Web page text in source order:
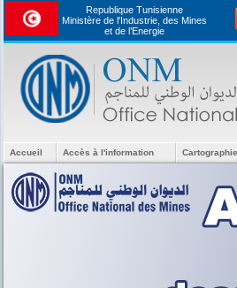
Republique Tunisienne
Ministère de l'Industrie, des Mines
et de l’Energie
Accueil Accès à l'information Cartographie